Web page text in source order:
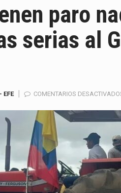
paro
serias al
EFE COMENTARIOS